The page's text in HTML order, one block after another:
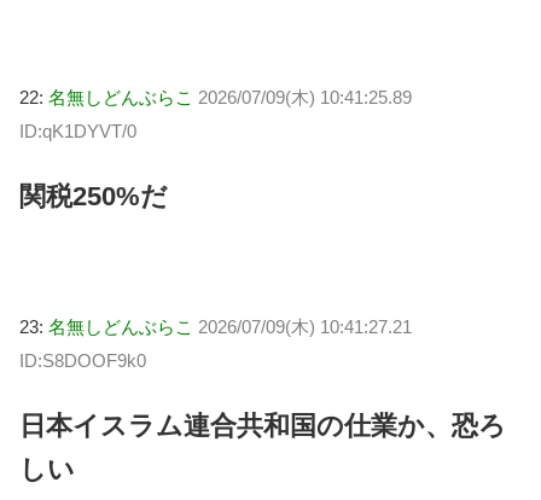
22: 名無しどんぶらこ 2026/07/09(木) 10:41:25.89
ID:qK1DYVT/0
関税250%だ
23: 名無しどんぶらこ 2026/07/09(木) 10:41:27.21
ID:S8DOOF9k0
日本イスラム連合共和国の仕業か、恐ろ
しい